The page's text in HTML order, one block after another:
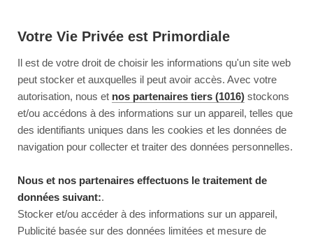
Votre Vie Privée est Primordiale
Il est de votre droit de choisir les informations qu'un site web
peut stocker et auxquelles il peut avoir accès. Avec votre
autorisation, nous et nos partenaires tiers (1016) stockons
et/ou accédons à des informations sur un appareil, telles que
des identifiants uniques dans les cookies et les données de
navigation pour collecter et traiter des données personnelles.
Nous et nos partenaires effectuons le traitement de
données suivant:.
Stocker et/ou accéder à des informations sur un appareil,
Publicité basée sur des données limitées et mesure de